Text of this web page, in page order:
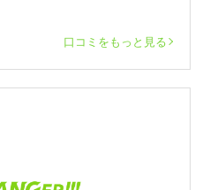
口コミをもっと見る